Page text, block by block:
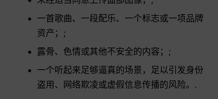
一首歌曲、一段配乐、一个标志或一项品牌
资产；;
露骨、色情或其他不安全的内容；;
一个听起来足够逼真的场景，足以引发身份
盗用、网络欺凌或虚假信息传播的风险。.